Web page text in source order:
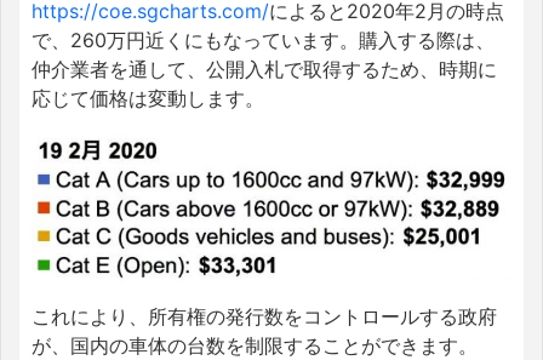
https://coe.sgcharts.com/によると2020年2月の時点
で、260万円近くにもなっています。購入する際は、
仲介業者を通して、公開入札で取得するため、時期に
応じて価格は変動します。
これにより、所有権の発行数をコントロールする政府
が、国内の車体の台数を制限することができます。